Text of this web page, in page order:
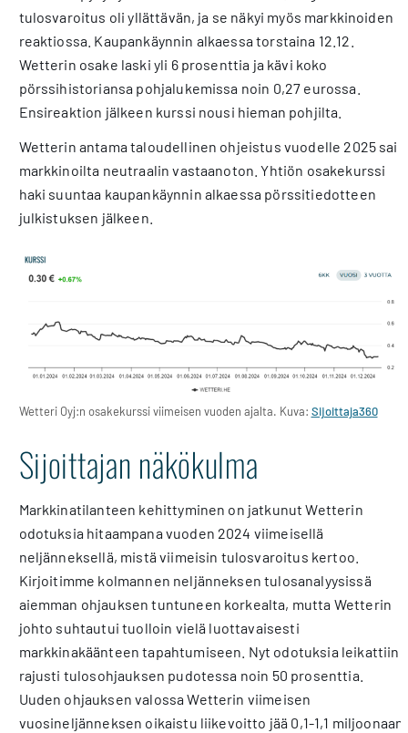
tulosvaroitus oli yllättävän, ja se näkyi myös markkinoiden
reaktiossa. Kaupankäynnin alkaessa torstaina 12.12.
Wetterin osake laski yli 6 prosenttia ja kävi koko
pörssihistoriansa pohjalukemissa noin 0,27 eurossa.
Ensireaktion jälkeen kurssi nousi hieman pohjilta.
Wetterin antama taloudellinen ohjeistus vuodelle 2025 sai
markkinoilta neutraalin vastaanoton. Yhtiön osakekurssi
haki suuntaa kaupankäynnin alkaessa pörssitiedotteen
julkistuksen jälkeen.
Wetteri Oyj:n osakekurssi viimeisen vuoden ajalta. Kuva: Sijoittaja360
Sijoittajan näkökulma
Markkinatilanteen kehittyminen on jatkunut Wetterin
odotuksia hitaampana vuoden 2024 viimeisellä
neljänneksellä, mistä viimeisin tulosvaroitus kertoo.
Kirjoitimme kolmannen neljänneksen tulosanalyysissä
aiemman ohjauksen tuntuneen korkealta, mutta Wetterin
johto suhtautui tuolloin vielä luottavaisesti
markkinakäänteen tapahtumiseen. Nyt odotuksia leikattiin
rajusti tulosohjauksen pudotessa noin 50 prosenttia.
Uuden ohjauksen valossa Wetterin viimeisen
vuosineljänneksen oikaistu liikevoitto jää 0,1-1,1 miljoonaan